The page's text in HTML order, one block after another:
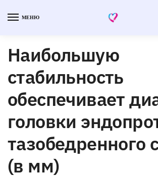
МЕНЮ
Наибольшую
стабильность
обеспечивает
головки
тазобедренного
(в мм)